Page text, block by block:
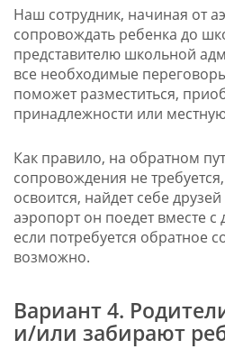
Наш сотрудник, начиная от
сопровождать ребенка до
представителю школьной
все необходимые
поможет разместиться,
принадлежности или
Как правило, на обратном
сопровождения не
освоится, найдет себе
аэропорт он поедет вместе с
если потребуется обратное
возможно.
Вариант 4.
и/или забирают